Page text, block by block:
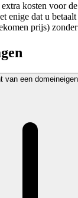
kosten voor
enige dat u
prijs)
van een